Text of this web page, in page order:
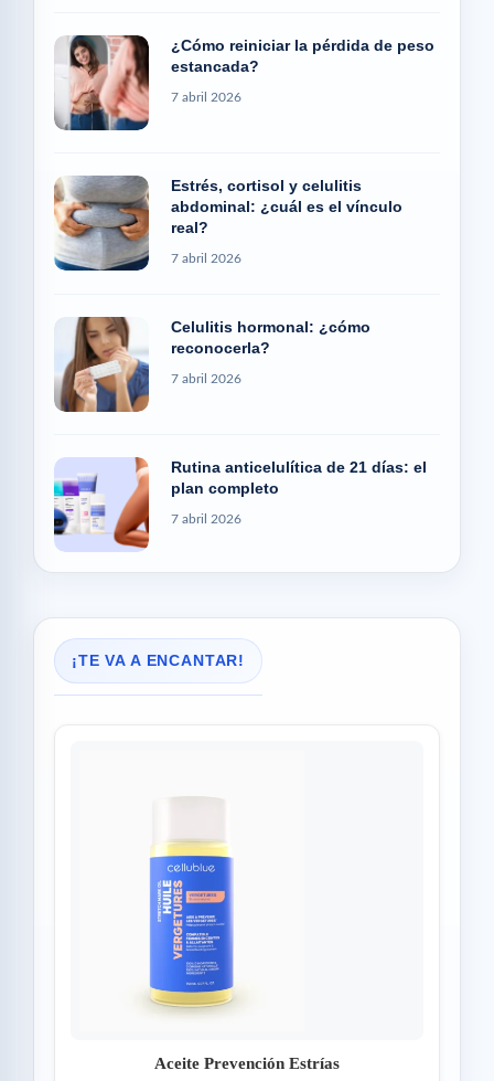
¿Cómo reiniciar la pérdida de peso
estancada?
7 abril 2026
Estrés, cortisol y celulitis
abdominal: ¿cuál es el vínculo
real?
7 abril 2026
Celulitis hormonal: ¿cómo
reconocerla?
7 abril 2026
Rutina anticelulítica de 21 días: el
plan completo
7 abril 2026
¡TE VA A ENCANTAR!
Aceite Prevención Estrías